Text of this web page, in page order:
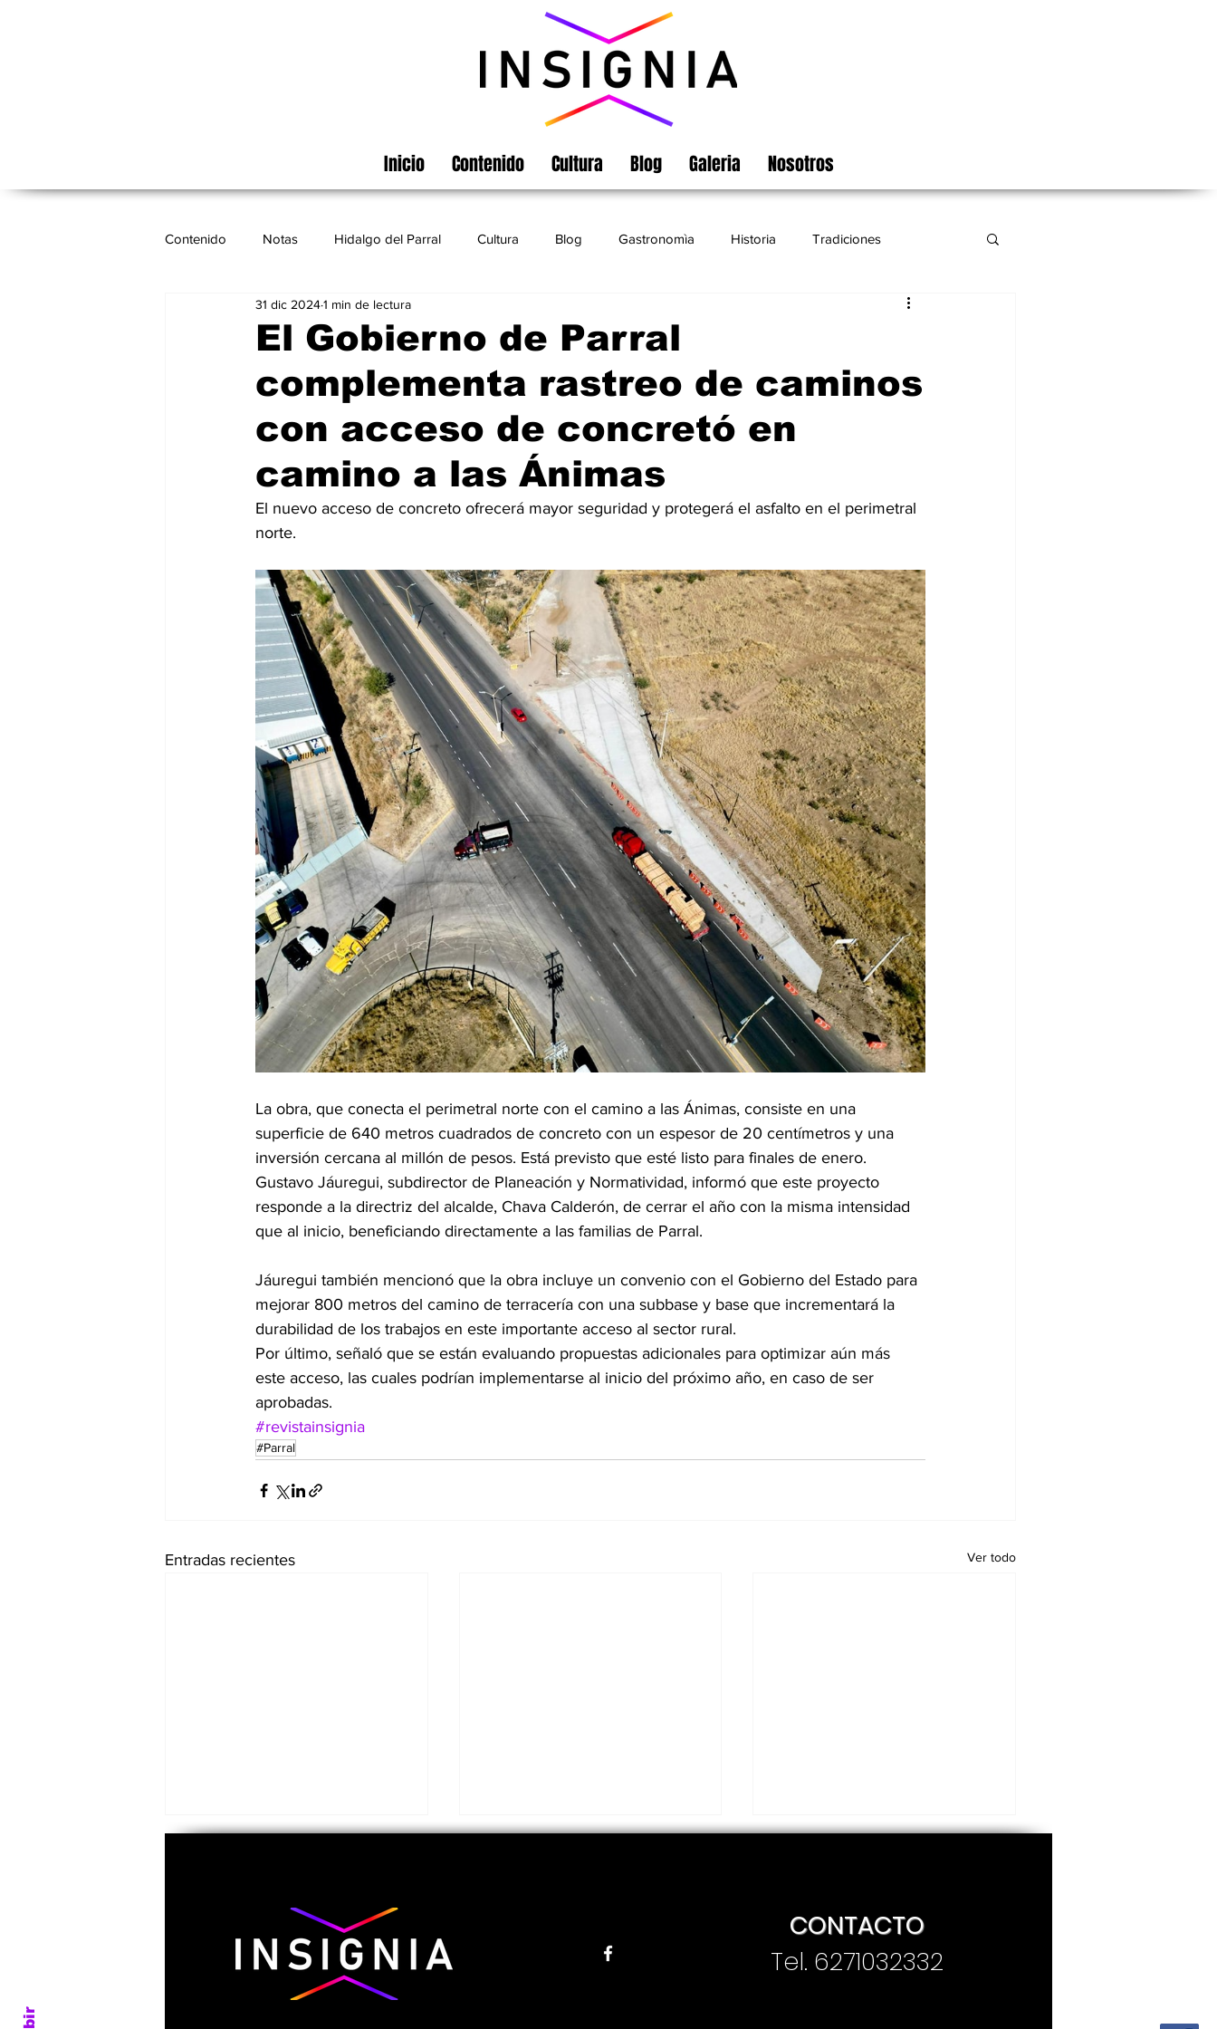
Inicio Contenido Cultura Blog Galeria Nosotros
Contenido Notas Hidalgo del Parral Cultura Blog Gastronomìa Historia Tradiciones
Cinematografía México Turismo
El Gobierno de Parral
complementa rastreo de caminos
con acceso de concretó en
camino a las Ánimas
31 dic 20241 min de lectura
El nuevo acceso de concreto ofrecerá mayor seguridad y protegerá el asfalto en el perimetral
norte.
La obra, que conecta el perimetral norte con el camino a las Ánimas, consiste en una
superficie de 640 metros cuadrados de concreto con un espesor de 20 centímetros y una
inversión cercana al millón de pesos. Está previsto que esté listo para finales de enero.
Gustavo Jáuregui, subdirector de Planeación y Normatividad, informó que este proyecto
responde a la directriz del alcalde, Chava Calderón, de cerrar el año con la misma intensidad
que al inicio, beneficiando directamente a las familias de Parral.
Jáuregui también mencionó que la obra incluye un convenio con el Gobierno del Estado para
mejorar 800 metros del camino de terracería con una subbase y base que incrementará la
durabilidad de los trabajos en este importante acceso al sector rural.
Por último, señaló que se están evaluando propuestas adicionales para optimizar aún más
este acceso, las cuales podrían implementarse al inicio del próximo año, en caso de ser
aprobadas.
#revistainsignia
#Parral
Entradas recientes Ver todo
Emeterio Pantaleón, el
CONTACTO
Tel. 6271032332